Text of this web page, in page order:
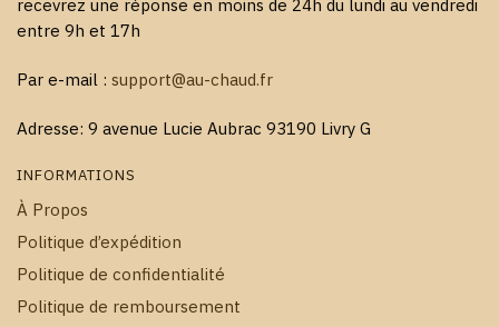
recevrez une réponse en moins de 24h du lundi au vendredi
entre 9h et 17h
Par e-mail : support@au-chaud.fr
Adresse: 9 avenue Lucie Aubrac 93190 Livry G
INFORMATIONS
À Propos
Politique d’expédition
Politique de confidentialité
Politique de remboursement